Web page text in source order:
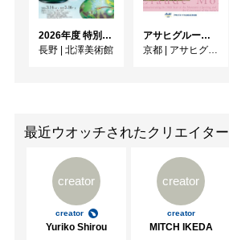
2026年度 特別展「ガレとドーム、アール･ヌーヴォーのガラス 水辺のやすらぎ、海の神秘」
長野 | 北澤美術館
アサヒグループ大山崎山荘美術館 開館30周年記念展「没後100年 クロード・モネ」
京都 | アサヒグループ大山崎山荘美術館
最近ウオッチされたクリエイター
creator
creator
Yuriko Shirou
creator
creator
MITCH IKEDA